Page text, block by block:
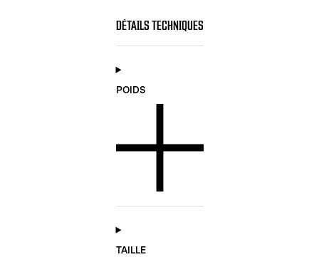
DÉTAILS TECHNIQUES
POIDS
TAILLE